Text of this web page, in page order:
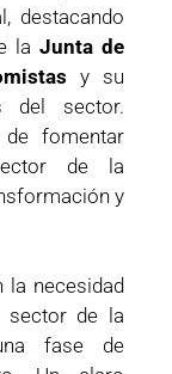
destacando
la Junta de
y su
del sector.
fomentar
de la
y
la necesidad
sector de la
fase de